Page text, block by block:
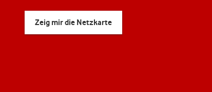
Zeig mir die Netzkarte